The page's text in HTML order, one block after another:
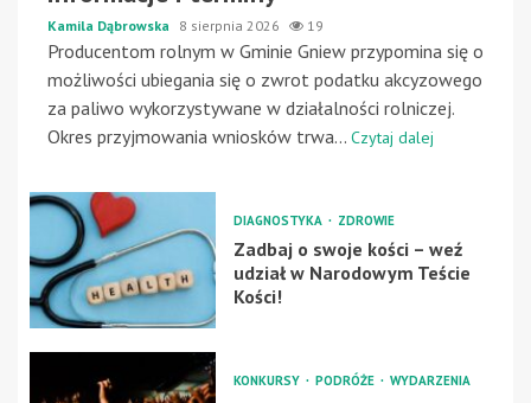
Kamila Dąbrowska 8 sierpnia 2026 19
Producentom rolnym w Gminie Gniew przypomina się o
możliwości ubiegania się o zwrot podatku akcyzowego
za paliwo wykorzystywane w działalności rolniczej.
Okres przyjmowania wniosków trwa... Czytaj dalej
DIAGNOSTYKA ZDROWIE
Zadbaj o swoje kości – weź
udział w Narodowym Teście
Kości!
KONKURSY PODRÓŻE WYDARZENIA